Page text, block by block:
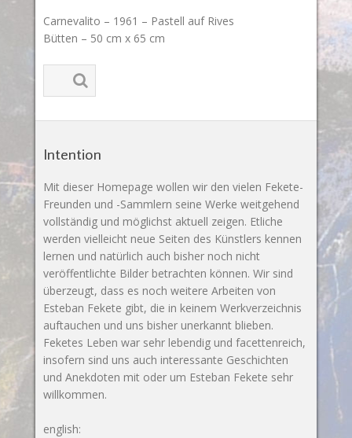
Carnevalito – 1961 – Pastell auf Rives
Bütten – 50 cm x 65 cm
Intention
Mit dieser Homepage wollen wir den vielen Fekete-
Freunden und -Sammlern seine Werke weitgehend
vollständig und möglichst aktuell zeigen. Etliche
werden vielleicht neue Seiten des Künstlers kennen
lernen und natürlich auch bisher noch nicht
veröffentlichte Bilder betrachten können. Wir sind
überzeugt, dass es noch weitere Arbeiten von
Esteban Fekete gibt, die in keinem Werkverzeichnis
auftauchen und uns bisher unerkannt blieben.
Feketes Leben war sehr lebendig und facettenreich,
insofern sind uns auch interessante Geschichten
und Anekdoten mit oder um Esteban Fekete sehr
willkommen.
english: